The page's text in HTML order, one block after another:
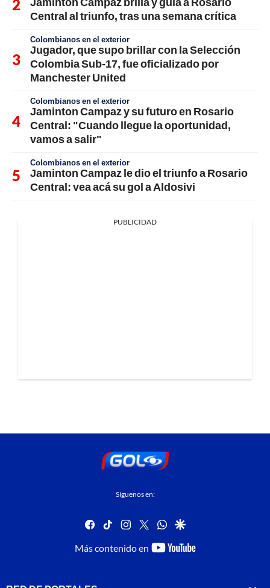
Central al triunfo, tras una semana crítica
Colombianos en el exterior
Jugador, que supo brillar con la Selección
Colombia Sub-17, fue oficializado por
Manchester United
Colombianos en el exterior
Jaminton Campaz y su futuro en Rosario
Central: "Cuando llegue la oportunidad,
vamos a salir"
Colombianos en el exterior
Jaminton Campaz le dio el triunfo a Rosario
Central: vea acá su gol a Aldosivi
PUBLICIDAD
Síguenos en:
facebook
tiktok instagram
twitterwhatsapp
google
Más contenido en
youtube-